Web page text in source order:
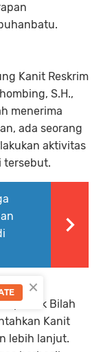
Kanit Reskrim
S.H.,
menerima
ada seorang
aktivitas
tersebut.
Bilah
Kanit
lebih lanjut.
×